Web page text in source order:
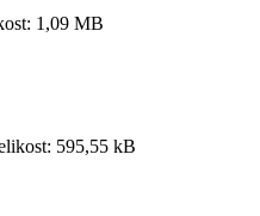
1,09 MB
595,55 kB